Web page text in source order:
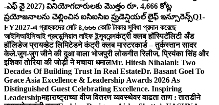
-ఎఫ్ వై 2027) వినియోగదారులకు మొత్తం రూ. 4,666 కోట్ల
ప్రయోజనాలను చెల్లించిన ఐసిఐసిఐ ప్రుడెన్షియల్ లైఫ్ ఇన్సూరెన్స్Q1-
FY2027-এ গ্রাহকদের মোট ৪,৬৬৬ কোটি টাকার সুবিধা প্রদান করেছে
আইসিআইসিআই প্রুডেন্সিয়াল লাইফ ইন্স্যুরেন্সकंट्री क्लब हॉस्पिटॅलिटी अँड
हॉलिडेज प्रायव्हेट लिमिटेडने कंट्री क्लब मास्टरकार्ड – तुर्कस्तान सादर
केले.जुग-जुग जीने की दुआ वाला भोजपुरी लोकगीत रिलीज, प्रियंका सिंह और
इशिका तोरिया की जोड़ी ने मचाया धमालMr. Hitesh Nihalani: Two
Decades Of Building Trust In Real EstateDr. Basant Goel To
Grace Asia Excellence & Leadership Awards 2026 As
Distinguished Guest Celebrating Excellence. Inspiring
Leadershipमहाराष्ट्राच्या वीज वितरण व्यवस्थेवर वाढता ताण : तातडीने